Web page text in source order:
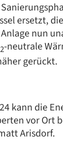
ersetzt,
nun
2-neutrale
gerückt.
kann die
vor Ort
Arisdorf.